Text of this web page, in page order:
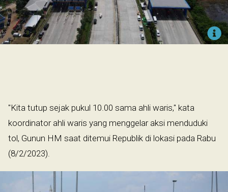
"Kita tutup sejak pukul 10.00 sama ahli waris," kata
koordinator ahli waris yang menggelar aksi menduduki
tol, Gunun HM saat ditemui Republik di lokasi pada Rabu
(8/2/2023).